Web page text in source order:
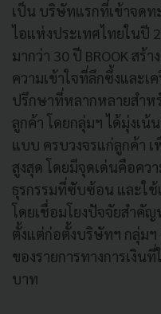
เป็น บริษัทแรกที่เข้าจดท
ไอแห่งประเทศไทยในปี
มากว่า 30 ปี BROOK สร้
ความเข้าใจที่ลึกซึ้งและเ
ปรึกษาที่หลากหลายสําห
ลูกค้า โดยกลุ่มฯ ได้มุ่งเ
แบบ ครบวงจรแก่ลูกค้า
สูงสุด โดยมีจุดเด่นคือคว
ธุรกรรมที่ซับซ้อน และใ
โดยเชื่อมโยงปัจจัยสําคัญ
ตั้งแต่ก่อตั้งบริษัทฯ กลุ่มฯ
ของรายการทางการเงิน
บาท